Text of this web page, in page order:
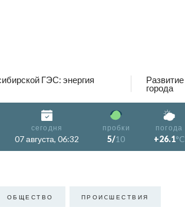
ГЭС: энергия Развитие
города
сегодня
07 августа, 06:32
пробки
5/10
погода
+26.1°C
ОБЩЕСТВО ПРОИCШЕСТВИЯ